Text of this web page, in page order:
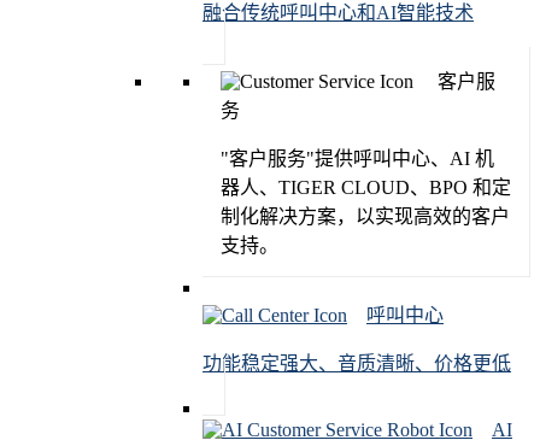
融合传统呼叫中心和AI智能技术
客户服
务
"客户服务"提供呼叫中心、AI 机
器人、TIGER CLOUD、BPO 和定
制化解决方案，以实现高效的客户
支持。
呼叫中心
功能稳定强大、音质清晰、价格更低
AI